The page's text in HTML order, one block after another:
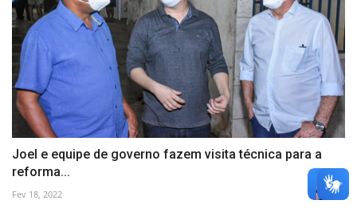
Joel e equipe de governo fazem visita técnica para a
reforma...
Fev 18, 2022